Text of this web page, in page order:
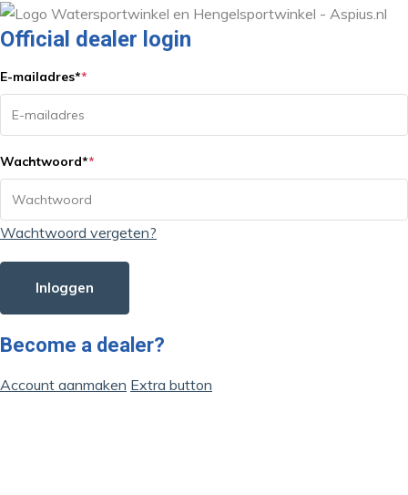
Official dealer login
E-mailadres**
Wachtwoord**
Wachtwoord vergeten?
Inloggen
Become a dealer?
Account aanmaken Extra button